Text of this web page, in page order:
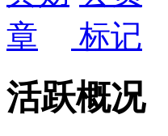
活跃概况